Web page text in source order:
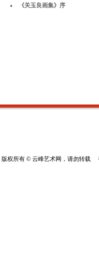
《关玉良画集》序
版权所有 © 云峰艺术网，请勿转载